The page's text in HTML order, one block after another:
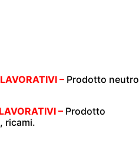
– Prodotto neutro
– Prodotto
ricami.